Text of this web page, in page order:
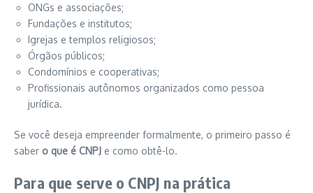
ONGs e associações;
Fundações e institutos;
Igrejas e templos religiosos;
Órgãos públicos;
Condomínios e cooperativas;
Profissionais autônomos organizados como pessoa
jurídica.
Se você deseja empreender formalmente, o primeiro passo é
saber o que é CNPJ e como obtê-lo.
Para que serve o CNPJ na prática